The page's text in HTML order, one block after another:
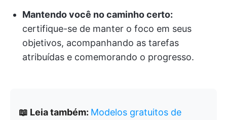
Mantendo você no caminho certo:
certifique-se de manter o foco em seus
objetivos, acompanhando as tarefas
atribuídas e comemorando o progresso.
📖 Leia também: Modelos gratuitos de